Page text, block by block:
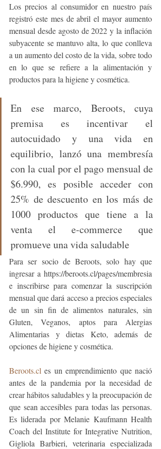
Los precios al consumidor en nuestro país
registró este mes de abril el mayor aumento
mensual desde agosto de 2022 y la inflación
subyacente se mantuvo alta, lo que conlleva
a un aumento del costo de la vida, sobre todo
en lo que se refiere a la alimentación y
productos para la higiene y cosmética.
En ese marco, Beroots, cuya
premisa es incentivar el
autocuidado y una vida en
equilibrio, lanzó una membresía
con la cual por el pago mensual de
$6.990, es posible acceder con
25% de descuento en los más de
1000 productos que tiene a la
venta el e-commerce que
promueve una vida saludable
Para ser socio de Beroots, solo hay que
ingresar a https://beroots.cl/pages/membresia
e inscribirse para comenzar la suscripción
mensual que dará acceso a precios especiales
de un sin fin de alimentos naturales, sin
Gluten, Veganos, aptos para Alergias
Alimentarias y dietas Keto, además de
opciones de higiene y cosmética.
Beroots.cl es un emprendimiento que nació
antes de la pandemia por la necesidad de
crear hábitos saludables y la preocupación de
que sean accesibles para todas las personas.
Es liderada por Melanie Kaufmann Health
Coach del Institute for Integrative Nutrition,
Gigliola Barbieri, veterinaria especializada